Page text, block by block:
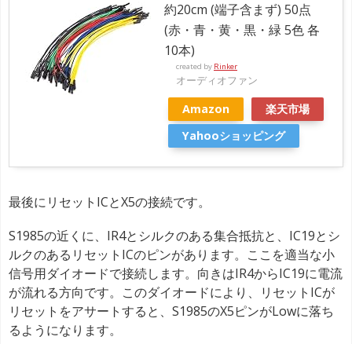
約20cm (端子含まず) 50点
(赤・青・黄・黒・緑 5色 各
10本)
created by Rinker
オーディオファン
Amazon
楽天市場
Yahooショッピング
最後にリセットICとX5の接続です。
S1985の近くに、IR4とシルクのある集合抵抗と、IC19とシ
ルクのあるリセットICのピンがあります。ここを適当な小
信号用ダイオードで接続します。向きはIR4からIC19に電流
が流れる方向です。このダイオードにより、リセットICが
リセットをアサートすると、S1985のX5ピンがLowに落ち
るようになります。